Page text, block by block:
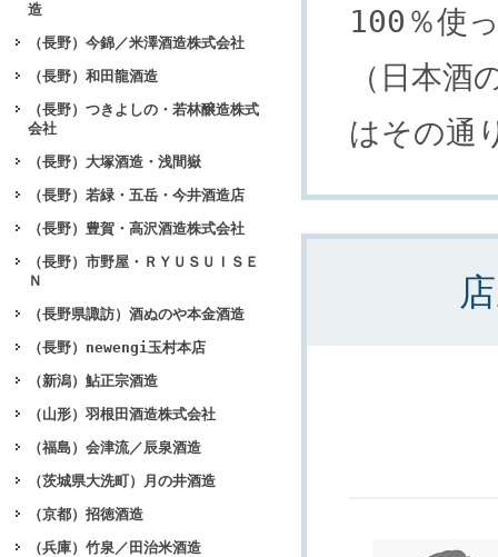
造
（長野）今錦／米澤酒造株式会社
（長野）和田龍酒造
（長野）つきよしの・若林醸造株式
会社
（長野）大塚酒造・浅間嶽
（長野）若緑・五岳・今井酒造店
（長野）豊賀・高沢酒造株式会社
（長野）市野屋・ＲＹＵＳＵＩＳＥ
Ｎ
（長野県諏訪）酒ぬのや本金酒造
（長野）newengi玉村本店
（新潟）鮎正宗酒造
（山形）羽根田酒造株式会社
（福島）会津流／辰泉酒造
（茨城県大洗町）月の井酒造
（京都）招徳酒造
（兵庫）竹泉／田治米酒造
100％使
（日本
はその通